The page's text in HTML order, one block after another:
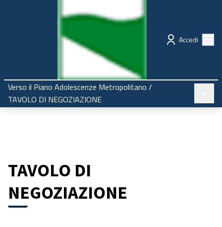
Regione Emilia-Romagna Partecipazione
Accedi
Verso il Piano Adolescenze Metropolitano /
TAVOLO DI NEGOZIAZIONE
TAVOLO DI
NEGOZIAZIONE